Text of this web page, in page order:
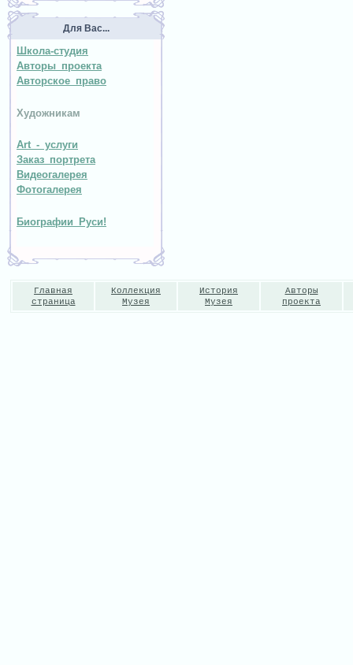
Для Вас...
Школа-студия
Авторы проекта
Авторское право
Художникам
Art - услуги
Заказ портрета
Видеогалерея
Фотогалерея
Биографии Руси!
Главная
страница
Коллекция
Музея
История
Музея
Авторы
проекта